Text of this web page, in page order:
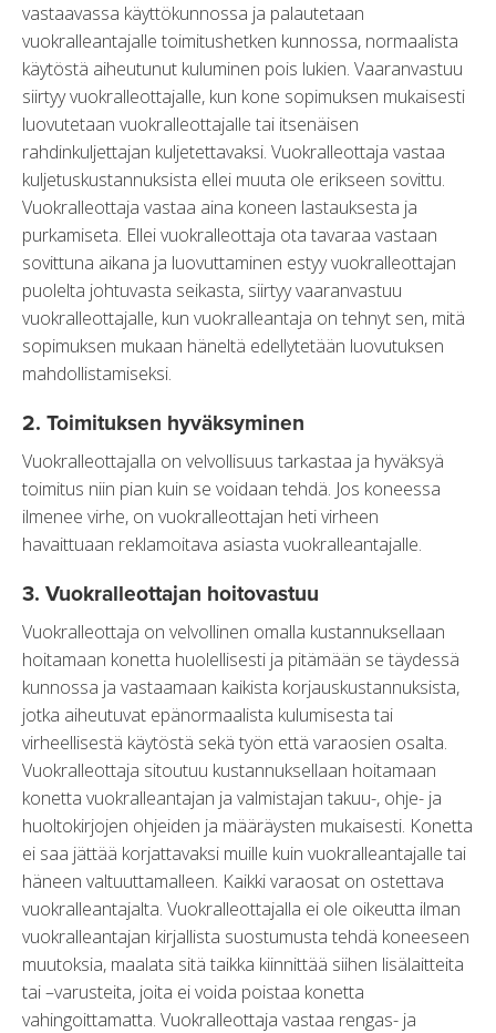
vastaavassa käyttökunnossa ja palautetaan
vuokralleantajalle toimitushetken kunnossa, normaalista
käytöstä aiheutunut kuluminen pois lukien. Vaaranvastuu
siirtyy vuokralleottajalle, kun kone sopimuksen mukaisesti
luovutetaan vuokralleottajalle tai itsenäisen
rahdinkuljettajan kuljetettavaksi. Vuokralleottaja vastaa
kuljetuskustannuksista ellei muuta ole erikseen sovittu.
Vuokralleottaja vastaa aina koneen lastauksesta ja
purkamiseta. Ellei vuokralleottaja ota tavaraa vastaan
sovittuna aikana ja luovuttaminen estyy vuokralleottajan
puolelta johtuvasta seikasta, siirtyy vaaranvastuu
vuokralleottajalle, kun vuokralleantaja on tehnyt sen, mitä
sopimuksen mukaan häneltä edellytetään luovutuksen
mahdollistamiseksi.
2. Toimituksen hyväksyminen
Vuokralleottajalla on velvollisuus tarkastaa ja hyväksyä
toimitus niin pian kuin se voidaan tehdä. Jos koneessa
ilmenee virhe, on vuokralleottajan heti virheen
havaittuaan reklamoitava asiasta vuokralleantajalle.
3. Vuokralleottajan hoitovastuu
Vuokralleottaja on velvollinen omalla kustannuksellaan
hoitamaan konetta huolellisesti ja pitämään se täydessä
kunnossa ja vastaamaan kaikista korjauskustannuksista,
jotka aiheutuvat epänormaalista kulumisesta tai
virheellisestä käytöstä sekä työn että varaosien osalta.
Vuokralleottaja sitoutuu kustannuksellaan hoitamaan
konetta vuokralleantajan ja valmistajan takuu-, ohje- ja
huoltokirjojen ohjeiden ja määräysten mukaisesti. Konetta
ei saa jättää korjattavaksi muille kuin vuokralleantajalle tai
häneen valtuuttamalleen. Kaikki varaosat on ostettava
vuokralleantajalta. Vuokralleottajalla ei ole oikeutta ilman
vuokralleantajan kirjallista suostumusta tehdä koneeseen
muutoksia, maalata sitä taikka kiinnittää siihen lisälaitteita
tai –varusteita, joita ei voida poistaa konetta
vahingoittamatta. Vuokralleottaja vastaa rengas- ja